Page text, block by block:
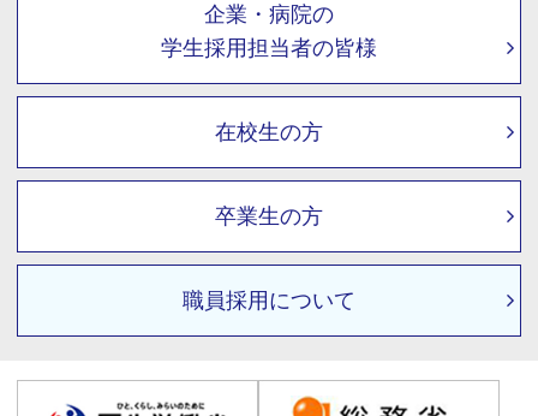
企業・病院の
学生採用担当者の皆様
在校生の方
卒業生の方
職員採用について